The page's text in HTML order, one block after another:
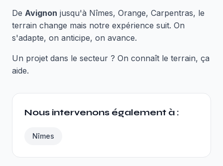
De Avignon jusqu'à Nîmes, Orange, Carpentras, le
terrain change mais notre expérience suit. On
s'adapte, on anticipe, on avance.
Un projet dans le secteur ? On connaît le terrain, ça
aide.
Nous intervenons également à :
Nîmes